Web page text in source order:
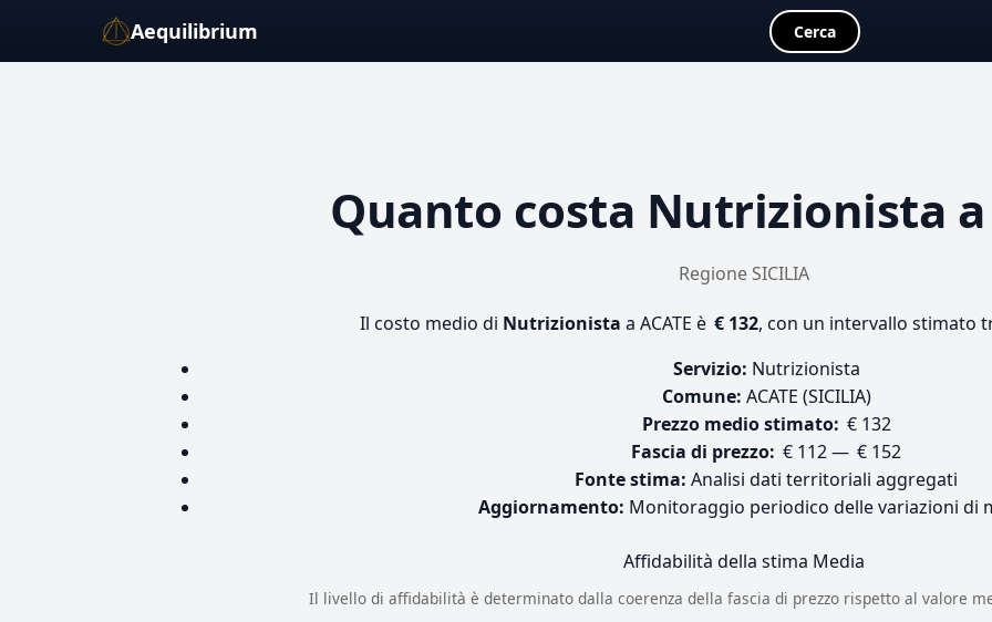
Aequilibrium Cerca
Quanto costa Nutrizionista
Regione SICILIA
Il costo medio di Nutrizionista a ACATE è € 132, con un intervallo stimato
Servizio: Nutrizionista
Comune: ACATE (SICILIA)
Prezzo medio stimato: € 132
Fascia di prezzo: € 112 — € 152
Fonte stima: Analisi dati territoriali aggregati
Aggiornamento: Monitoraggio periodico delle variazioni di
Affidabilità della stima Media
Il livello di affidabilità è determinato dalla coerenza della fascia di prezzo rispetto al valore